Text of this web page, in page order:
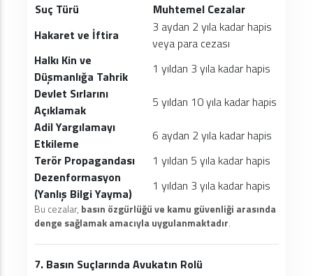
Suç Türü
Muhtemel Cezalar
Hakaret ve İftira
3 aydan 2 yıla kadar hapis
veya para cezası
Halkı Kin ve
Düşmanlığa Tahrik
1 yıldan 3 yıla kadar hapis
Devlet Sırlarını
Açıklamak
5 yıldan 10 yıla kadar hapis
Adil Yargılamayı
Etkileme
6 aydan 2 yıla kadar hapis
Terör Propagandası
1 yıldan 5 yıla kadar hapis
Dezenformasyon
(Yanlış Bilgi Yayma)
1 yıldan 3 yıla kadar hapis
Bu cezalar, basın özgürlüğü ve kamu güvenliği arasında
denge sağlamak amacıyla uygulanmaktadır.
7. Basın Suçlarında Avukatın Rolü